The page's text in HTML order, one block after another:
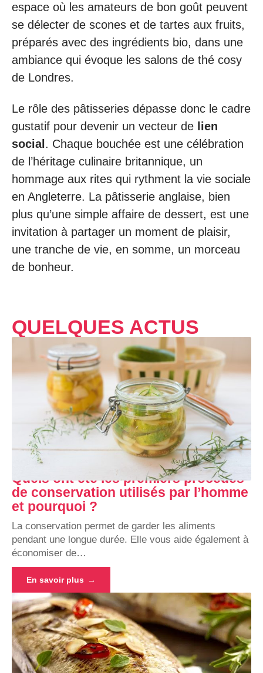
espace où les amateurs de bon goût peuvent
se délecter de scones et de tartes aux fruits,
préparés avec des ingrédients bio, dans une
ambiance qui évoque les salons de thé cosy
de Londres.
Le rôle des pâtisseries dépasse donc le cadre
gustatif pour devenir un vecteur de lien
social . Chaque bouchée est une célébration
de l’héritage culinaire britannique, un
hommage aux rites qui rythment la vie sociale
en Angleterre. La pâtisserie anglaise, bien
plus qu’une simple affaire de dessert, est une
invitation à partager un moment de plaisir,
une tranche de vie, en somme, un morceau
de bonheur.
QUELQUES ACTUS
Quels ont été les premiers procédés
de conservation utilisés par l’homme
et pourquoi ?
La conservation permet de garder les aliments
pendant une longue durée. Elle vous aide également à
économiser de…
En savoir plus